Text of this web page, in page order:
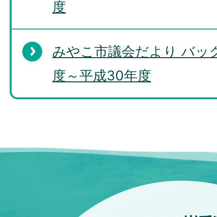
度
みやこ市議会だより バッ
度～平成30年度